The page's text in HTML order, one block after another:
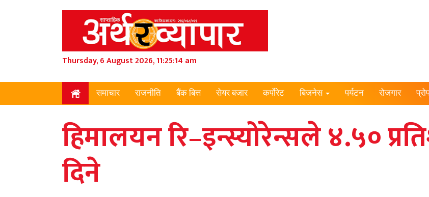
Thursday, 6 August 2026, 11:25:15 am
समाचार राजनीति बैंक बित्त सेयर बजार कर्पोरेट बिजनेस पर्यटन रोजगार
हिमालयन रि–इन्स्योरेन्सले ४.५०
दिने